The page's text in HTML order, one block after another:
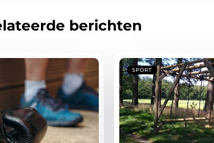
berichten
SPORT